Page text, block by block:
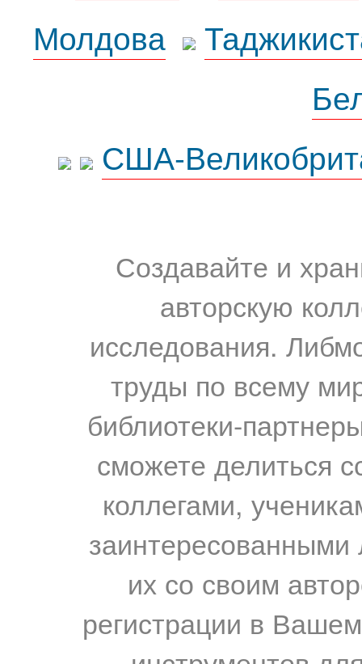
Молдова
США-
Создавайте и
авторскую
исследования.
труды по всему
библиотеки-
сможете делиться
коллегами,
их со своим
регистрации в